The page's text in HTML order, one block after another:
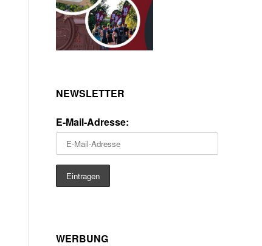
NEWSLETTER
E-Mail-Adresse:
WERBUNG